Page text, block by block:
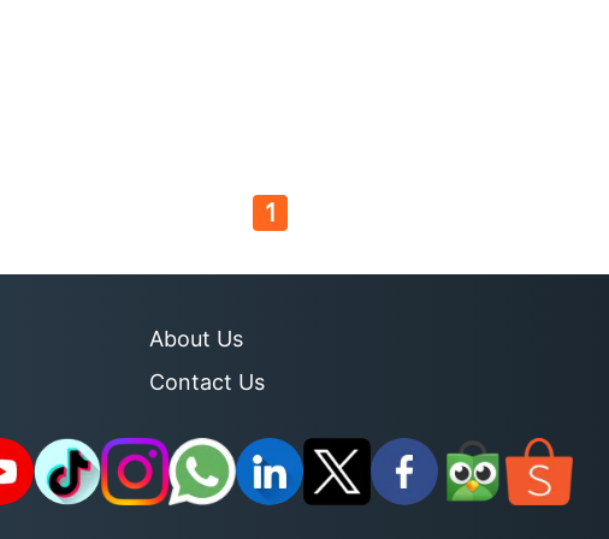
1
About Us
Contact Us